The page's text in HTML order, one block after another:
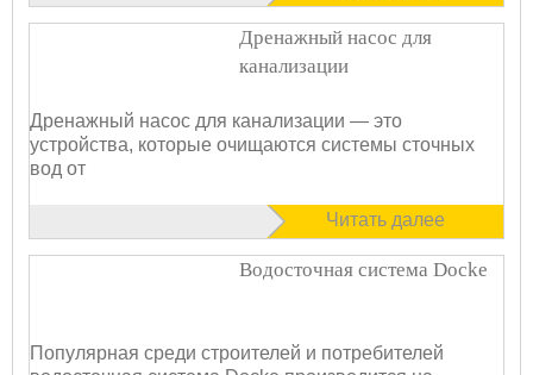
Дренажный насос для
канализации
Дренажный насос для канализации — это
устройства, которые очищаются системы сточных
вод от
Читать далее
Водосточная система Docke
Популярная среди строителей и потребителей